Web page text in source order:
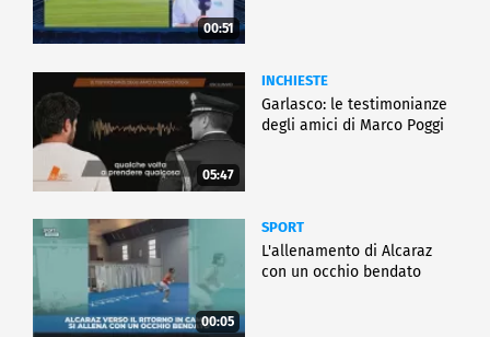
00:51
05:47
INCHIESTE
Garlasco: le testimonianze
degli amici di Marco Poggi
00:05
SPORT
L'allenamento di Alcaraz
con un occhio bendato